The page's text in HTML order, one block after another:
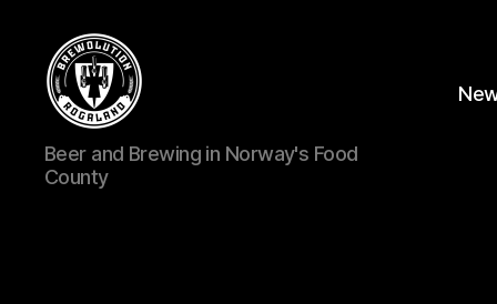
BREWOLUTION
ROGALAND
Beer and Brewing in Norway's Food
County